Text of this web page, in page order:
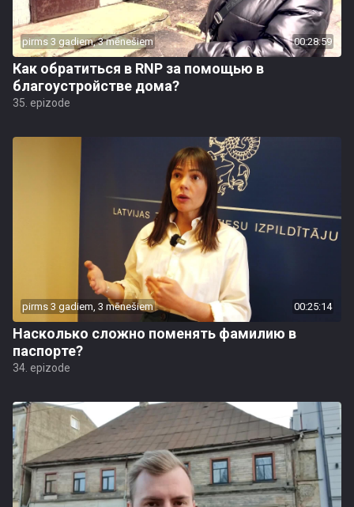
pirms 3 gadiem, 3 mēnešiem 00:28:59
Как обратиться в RNP за помощью в
благоустройстве дома?
35. epizode
pirms 3 gadiem, 3 mēnešiem 00:25:14
Насколько сложно поменять фамилию в
паспорте?
34. epizode